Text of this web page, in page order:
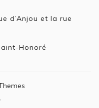
d’Anjou et la rue
Honoré